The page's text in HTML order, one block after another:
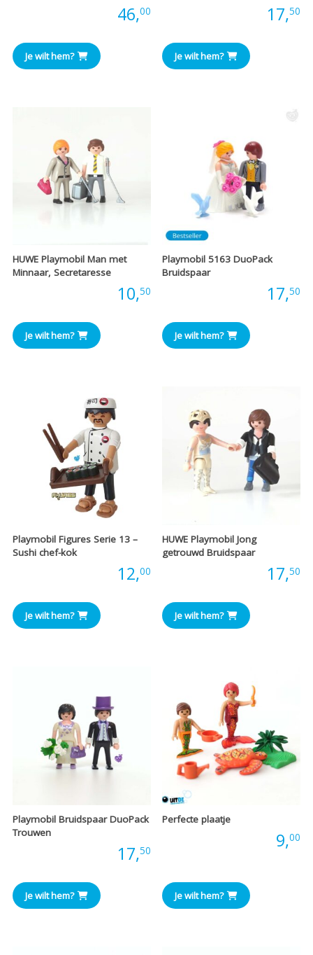
46,00
Je wilt hem?
17,50
Je wilt hem?
HUWE Playmobil Man met
Minnaar, Secretaresse
10,50
Je wilt hem?
Playmobil 5163 DuoPack
Bruidspaar
17,50
Je wilt hem?
Playmobil Figures Serie 13 –
Sushi chef-kok
12,00
Je wilt hem?
HUWE Playmobil Jong
getrouwd Bruidspaar
17,50
Je wilt hem?
Playmobil Bruidspaar DuoPack
Trouwen
17,50
Je wilt hem?
Perfecte plaatje
9,00
Je wilt hem?